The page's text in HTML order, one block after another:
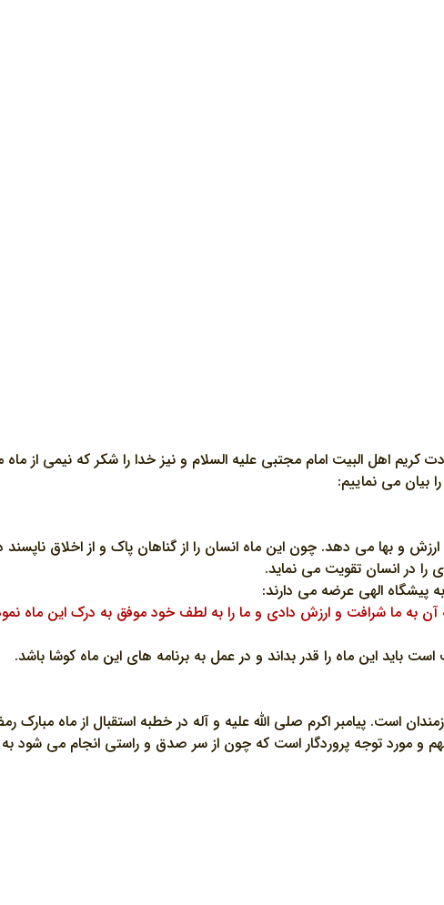
کريم اهل البيت امام مجتبي عليه السلام و نيز خدا را شکر که نيمي از
بيان مي نماييم:
و بها مي دهد. چون اين ماه انسان را از گناهان پاک و از اخلاق
را در انسان تقويت مي نمايد.
آن به ما شرافت و ارزش دادي و ما را به لطف خود موفق به درک اين
بايد اين ماه را قدر بداند و در عمل به برنامه هاي اين ماه کوشا باشد.
است. پيامبر اکرم صلي الله عليه و آله در خطبه استقبال از ماه مبارک
مهم و مورد توجه پروردگار است که چون از سر صدق و راستي انجام مي